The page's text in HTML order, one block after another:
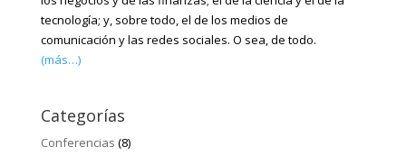
tecnología; y, sobre todo, el de los medios de
comunicación y las redes sociales. O sea, de todo.
(más…)
Categorías
Conferencias (8)